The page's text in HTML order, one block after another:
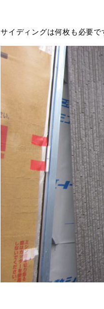
サイディングは何枚も必要で